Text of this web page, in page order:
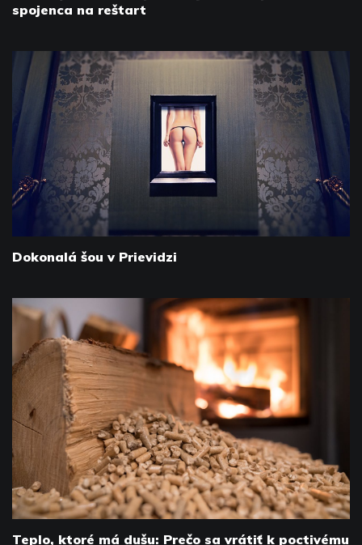
spojenca na reštart
Dokonalá šou v Prievidzi
Teplo, ktoré má dušu: Prečo sa vrátiť k poctivému